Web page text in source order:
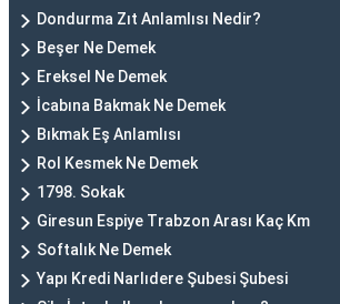
Dondurma Zıt Anlamlısı Nedir?
Beşer Ne Demek
Ereksel Ne Demek
İcabına Bakmak Ne Demek
Bıkmak Eş Anlamlısı
Rol Kesmek Ne Demek
1798. Sokak
Giresun Espiye Trabzon Arası Kaç Km
Softalık Ne Demek
Yapı Kredi Narlıdere Şubesi Şubesi